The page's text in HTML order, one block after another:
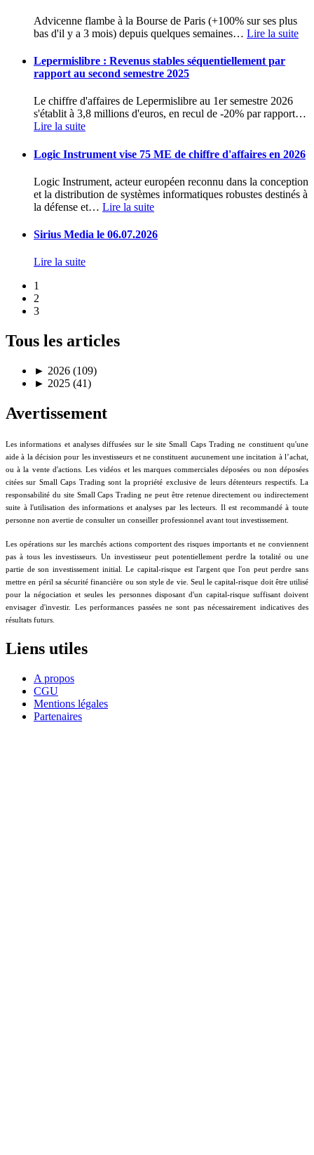
Advicenne flambe à la Bourse de Paris (+100% sur ses plus
bas d'il y a 3 mois) depuis quelques semaines… Lire la suite
Lepermislibre : Revenus stables séquentiellement par
rapport au second semestre 2025
Le chiffre d'affaires de Lepermislibre au 1er semestre 2026
s'établit à 3,8 millions d'euros, en recul de -20% par rapport…
Lire la suite
Logic Instrument vise 75 ME de chiffre d'affaires en 2026
Logic Instrument, acteur européen reconnu dans la conception
et la distribution de systèmes informatiques robustes destinés à
la défense et… Lire la suite
Sirius Media le 06.07.2026
Lire la suite
1
2
3
Tous les articles
► 2026 (109)
► 2025 (41)
Avertissement
Les informations et analyses diffusées sur le site Small Caps Trading ne constituent qu'une
aide à la décision pour les investisseurs et ne constituent aucunement une incitation à l’achat,
ou à la vente d'actions. Les vidéos et les marques commerciales déposées ou non déposées
citées sur Small Caps Trading sont la propriété exclusive de leurs détenteurs respectifs. La
responsabilité du site Small Caps Trading ne peut être retenue directement ou indirectement
suite à l'utilisation des informations et analyses par les lecteurs. Il est recommandé à toute
personne non avertie de consulter un conseiller professionnel avant tout investissement.
Les opérations sur les marchés actions comportent des risques importants et ne conviennent
pas à tous les investisseurs. Un investisseur peut potentiellement perdre la totalité ou une
partie de son investissement initial. Le capital-risque est l'argent que l'on peut perdre sans
mettre en péril sa sécurité financière ou son style de vie. Seul le capital-risque doit être utilisé
pour la négociation et seules les personnes disposant d'un capital-risque suffisant doivent
envisager d'investir. Les performances passées ne sont pas nécessairement indicatives des
résultats futurs.
Liens utiles
A propos
CGU
Mentions légales
Partenaires